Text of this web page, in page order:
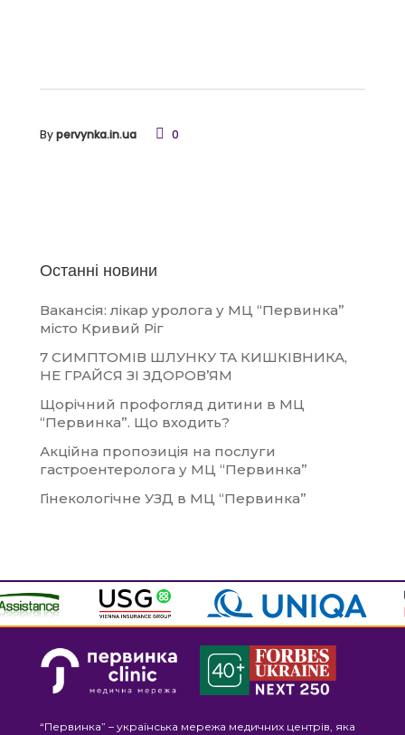
Bypervynka.in.ua 0
Останні новини
Вакансія: лікар уролога у МЦ “Первинка”
місто Кривий Ріг
7 СИМПТОМІВ ШЛУНКУ ТА КИШКІВНИКА,
НЕ ГРАЙСЯ ЗІ ЗДОРОВ’ЯМ
Щорічний профогляд дитини в МЦ
“Первинка”. Що входить?
Акційна пропозиція на послуги
гастроентеролога у МЦ “Первинка”
Гінекологічне УЗД в МЦ “Первинка”
“Первинка” – українська мережа медичних центрів, яка